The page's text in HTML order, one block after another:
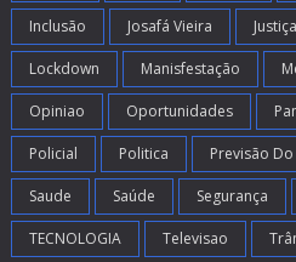
Inclusão Josafá Vieira Justiça
Lockdown Manisfestação
Opiniao Oportunidades
Policial Politica Previsão
Saude Saúde Segurança
TECNOLOGIA Televisao